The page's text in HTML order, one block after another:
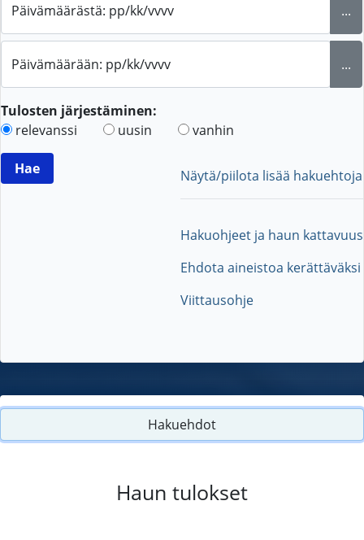
Päivämäärästä: pp/kk/vvvv ...
Päivämäärään: pp/kk/vvvv ...
Tulosten järjestäminen:
relevanssi
uusin vanhin
Näytä/piilota lisää hakuehtoja
Hakuohjeet ja haun kattavuus
Ehdota aineistoa kerättäväksi
Viittausohje
Hakuehdot
Haun tulokset